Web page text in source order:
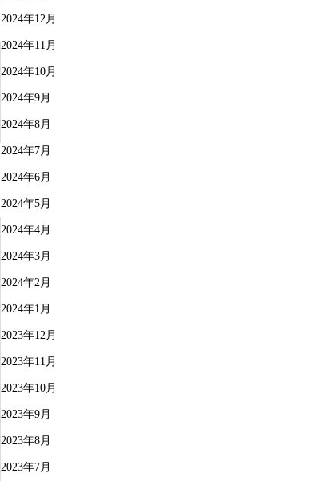
2024年12月
2024年11月
2024年10月
2024年9月
2024年8月
2024年7月
2024年6月
2024年5月
2024年4月
2024年3月
2024年2月
2024年1月
2023年12月
2023年11月
2023年10月
2023年9月
2023年8月
2023年7月